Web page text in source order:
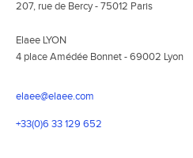
207, rue de Bercy - 75012 Paris
Elaee LYON
4 place Amédée Bonnet - 69002 Lyon
elaee@elaee.com
+33(0)6 33 129 652